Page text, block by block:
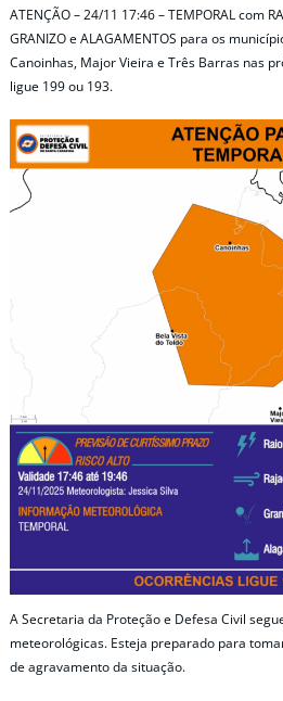
ATENÇÃO – 24/11 17:46 – TEMPORAL com
GRANIZO e ALAGAMENTOS para os
Canoinhas, Major Vieira e Três Barras nas
ligue 199 ou 193.
A Secretaria da Proteção e Defesa Civil
meteorológicas. Esteja preparado para
de agravamento da situação.